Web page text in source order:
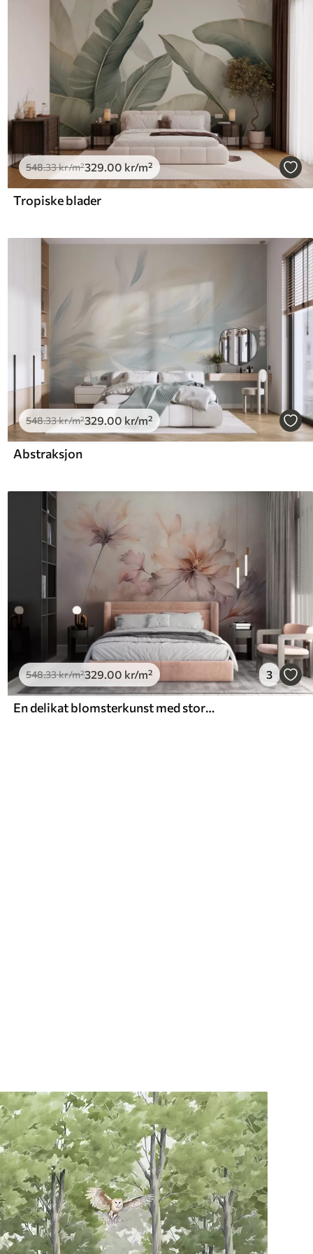
548.33kr/m²329 .00 kr/m²
Tropiske blader
548.33kr/m²329.00 kr/m²
Abstraksjon
548.33kr/m²329 .00 kr/m² 3
En delikat blomsterkunst med store pastellfargede blomster med gjennomskinnelige kronblader, myke stilker og en mild diffus bakgrunn